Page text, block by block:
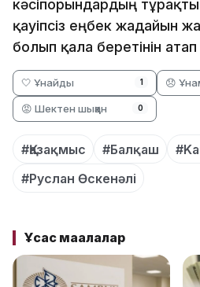
кәсіпорындардың
қауіпсіз еңбек жағдайын
болып қала беретінін атап
🤍 Ұнайды 1 😞
😡 Шектен шыққан 0
#Қазақмыс #Балқаш
#Руслан Өскенәлі
Ұқсас мақалалар